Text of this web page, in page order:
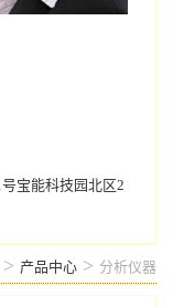
宝能科技园北区2
> 产品中心 > 分析仪器